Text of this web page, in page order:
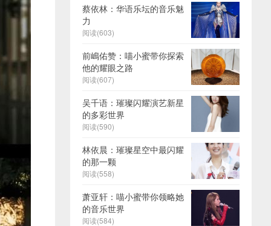
蔡依林：华语乐坛的音乐魅
力
阅读(603)
前嶋佑赞：喵小蜜带你探索
他的耀眼之路
阅读(607)
吴千语：璀璨闪耀演艺新星
的多彩世界
阅读(590)
林依晨：璀璨星空中最闪耀
的那一颗
阅读(558)
萧亚轩：喵小蜜带你领略她
的音乐世界
阅读(584)